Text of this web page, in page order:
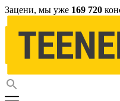
Зацени, мы уже 169 720